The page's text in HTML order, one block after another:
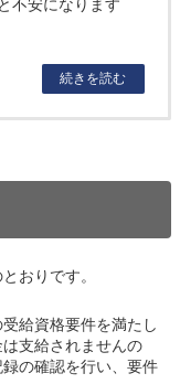
不安になります
続きを読む
おりです。
給資格要件を満たし
支給されませんの
の確認を行い、要件